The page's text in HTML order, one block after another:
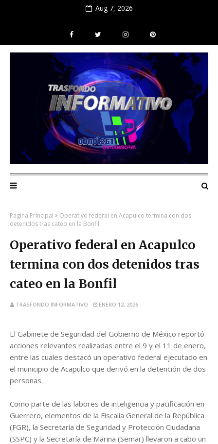
Aug 7, 2026
Página Principal
Operativo federal en Acapulco termina con dos
detenidos tras cateo en la Bonfil
Operativo federal en Acapulco
termina con dos detenidos tras
cateo en la Bonfil
TRASFONDO INFORMATIVO ENERO 12, 2026
El Gabinete de Seguridad del Gobierno de México reportó
acciones relevantes realizadas entre el 9 y el 11 de enero,
entre las cuales destacó un operativo federal ejecutado en
el municipio de Acapulco que derivó en la detención de dos
personas.
Como parte de las labores de inteligencia y pacificación en
Guerrero, elementos de la Fiscalía General de la República
(FGR), la Secretaría de Seguridad y Protección Ciudadana
(SSPC) y la Secretaría de Marina (Semar) llevaron a cabo un